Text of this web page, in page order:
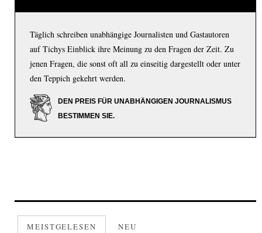
Täglich schreiben unabhängige Journalisten und Gastautoren
auf Tichys Einblick ihre Meinung zu den Fragen der Zeit. Zu
jenen Fragen, die sonst oft all zu einseitig dargestellt oder unter
den Teppich gekehrt werden.
DEN PREIS FÜR UNABHÄNGIGEN JOURNALISMUS
BESTIMMEN SIE.
MEISTGELESEN NEU